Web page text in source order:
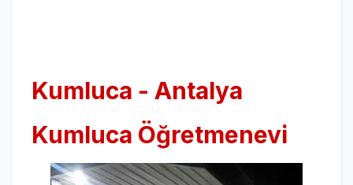
Kumluca - Antalya
Kumluca Öğretmenevi